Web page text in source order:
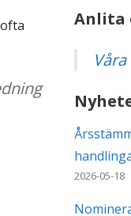
Anlita
2026-05-18